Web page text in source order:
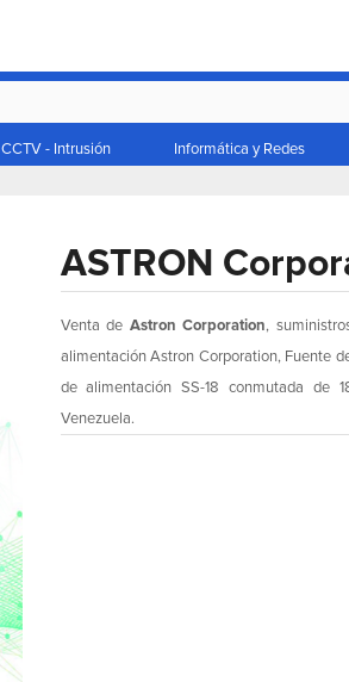
CCTV - Intrusión Informática y Redes
ASTRON
Venta de Astron Corporation,
alimentación Astron Corporation, Fuente
de alimentación SS-18 conmutada de
Venezuela.